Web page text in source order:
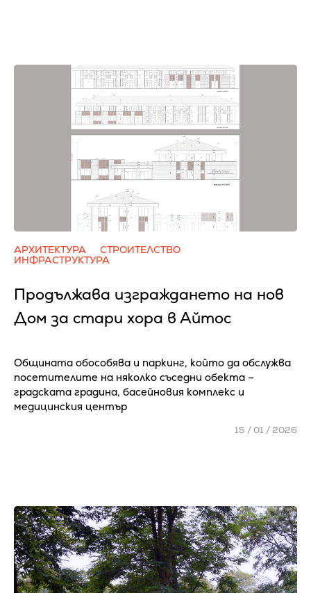
АРХИТЕКТУРА
СТРОИТЕЛСТВО
ИНФРАСТРУКТУРА
Продължава изграждането на нов
Дом за стари хора в Айтос
Общината обособява и паркинг, който да обслужва
посетителите на няколко съседни обекта –
градската градина, басейновия комплекс и
медицинския център
15 / 01 / 2026